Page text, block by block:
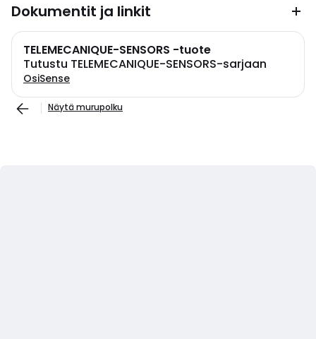
Dokumentit ja linkit
TELEMECANIQUE-SENSORS -tuote
Tutustu TELEMECANIQUE-SENSORS-sarjaan
OsiSense
Näytä murupolku